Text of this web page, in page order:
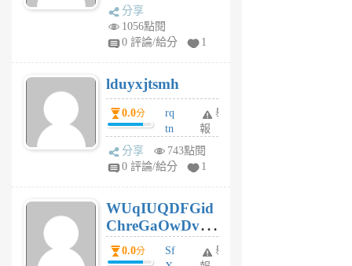
jl
月
前
分享
1056點閱
0 評論/給分
1
lduyxjtsmh
0.0分
rq
tn
jt
gl
個
月
前
舉
報
分享
743點閱
0 評論/給分
1
WUqIUQDFGid
ChreGaOwDv
dY0.0分
Sf
舉